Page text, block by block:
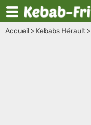
Accueil > Kebabs Hérault>